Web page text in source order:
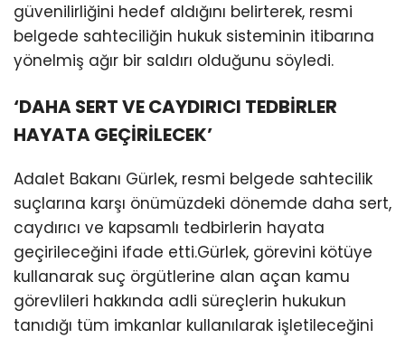
güvenilirliğini hedef aldığını belirterek, resmi
belgede sahteciliğin hukuk sisteminin itibarına
yönelmiş ağır bir saldırı olduğunu söyledi.
‘DAHA SERT VE CAYDIRICI TEDBİRLER
HAYATA GEÇİRİLECEK’
Adalet Bakanı Gürlek, resmi belgede sahtecilik
suçlarına karşı önümüzdeki dönemde daha sert,
caydırıcı ve kapsamlı tedbirlerin hayata
geçirileceğini ifade etti.Gürlek, görevini kötüye
kullanarak suç örgütlerine alan açan kamu
görevlileri hakkında adli süreçlerin hukukun
tanıdığı tüm imkanlar kullanılarak işletileceğini